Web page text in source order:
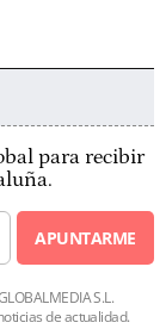
para recibir
APUNTARME
S.L.
de actualidad.